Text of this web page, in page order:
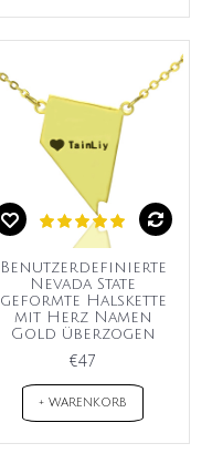
Benutzerdefinierte
Nevada State
geformte Halskette
mit Herz Namen
Gold überzogen
€47
+ WARENKORB